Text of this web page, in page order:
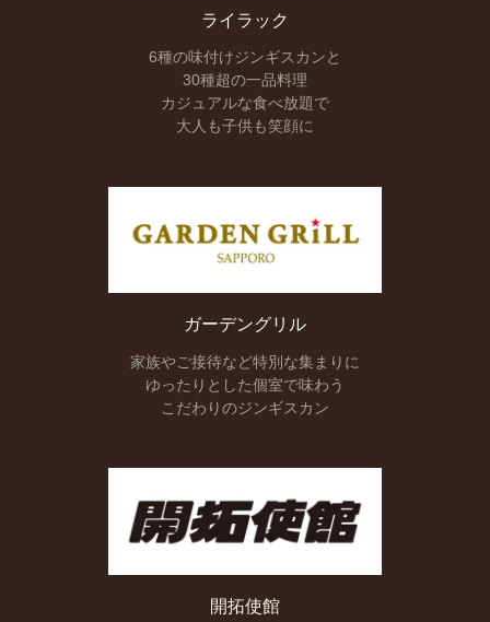
ライラック
6種の味付けジンギスカンと
30種超の一品料理
カジュアルな食べ放題で
大人も子供も笑顔に
ガーデングリル
家族やご接待など特別な集まりに
ゆったりとした個室で味わう
こだわりのジンギスカン
開拓使館